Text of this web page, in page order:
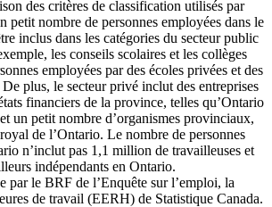
des critères de classification utilisés par
petit nombre de personnes employées dans le
inclus dans les catégories du secteur public
les conseils scolaires et les collèges
employées par des écoles privées et des
plus, le secteur privé inclut des entreprises
financiers de la province, telles qu’Ontario
un petit nombre d’organismes provinciaux,
de l’Ontario. Le nombre de personnes
n’inclut pas 1,1 million de travailleuses et
indépendants en Ontario.
par le BRF de l’Enquête sur l’emploi, la
de travail (EERH) de Statistique Canada.